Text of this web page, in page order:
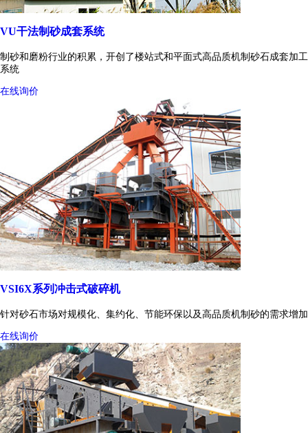
VU干法制砂成套系统
制砂和磨粉行业的积累，开创了楼站式和平面式高品质机制砂石成套加工
系统
在线询价
VSI6X系列冲击式破碎机
针对砂石市场对规模化、集约化、节能环保以及高品质机制砂的需求增加
在线询价